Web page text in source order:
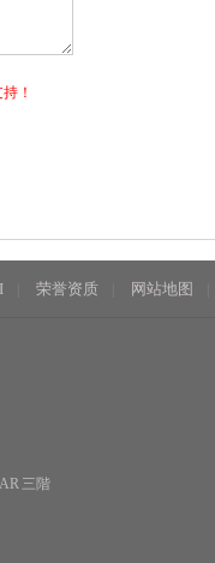
！
荣誉资质 网站地图
三階